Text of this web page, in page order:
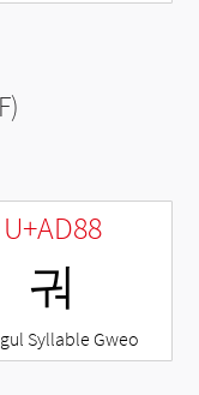
U+AD88
궈
Syllable Gweo